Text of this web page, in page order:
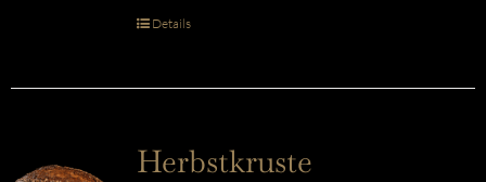
Details
Herbstkruste